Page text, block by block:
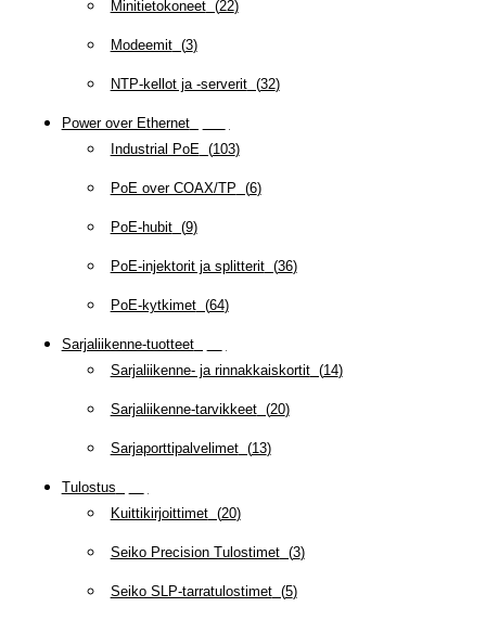
Minitietokoneet(22)
Modeemit(3)
NTP-kellot ja -serverit(32)
Power over Ethernet(
Industrial PoE (103)
PoE over COAX/TP (6)
PoE-hubit(9)
PoE-injektorit ja splitterit(36)
PoE-kytkimet(64)
Sarjaliikenne-tuotteet(
Sarjaliikenne- ja rinnakkaiskortit(14)
Sarjaliikenne-tarvikkeet(20)
Sarjaporttipalvelimet(13)
Tulostus
Kuittikirjoittimet(20)
Seiko Precision Tulostimet(3)
Seiko SLP-tarratulostimet(5)